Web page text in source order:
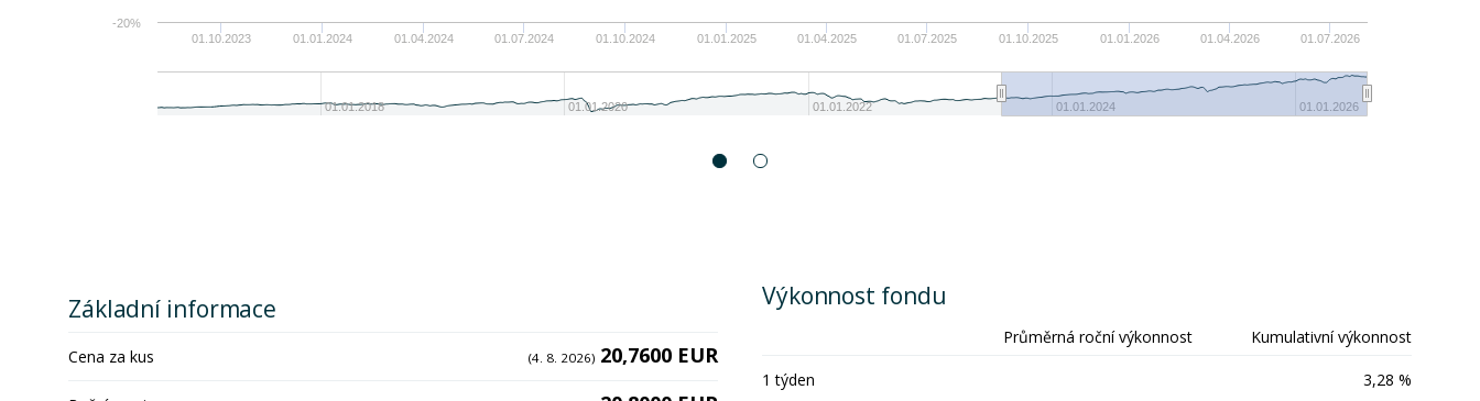
01.10.2023 01.01.2024 01.04.2024 01.07.2024 01.10.2024 01.01.2025 01.04.2025 01.07.2025 01.10.2025 01.01.2026 01.04.2026 01.07.2026
01.01.2018 01.01.2020 01.01.2022 01.01.2024 01.01.2026
-20%
Základní informace
Cena za kus (4. 8. 2026) 20,7600 EUR
Výkonnost fondu
Průměrná roční výkonnost Kumulativní výkonnost
1 týden 3,28 %